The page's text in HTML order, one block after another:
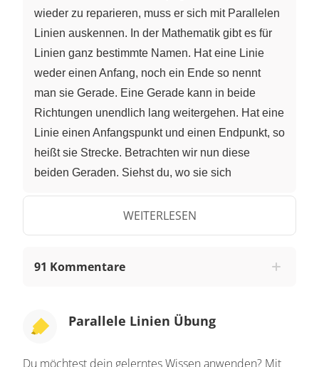
wieder zu reparieren, muss er sich mit Parallelen
Linien auskennen. In der Mathematik gibt es für
Linien ganz bestimmte Namen. Hat eine Linie
weder einen Anfang, noch ein Ende so nennt
man sie Gerade. Eine Gerade kann in beide
Richtungen unendlich lang weitergehen. Hat eine
Linie einen Anfangspunkt und einen Endpunkt, so
heißt sie Strecke. Betrachten wir nun diese
beiden Geraden. Siehst du, wo sie sich
Punkt nennen wir auch Schnittpunkt. Schneiden
sich zwei Geraden in KEINEM Punkt, so sind sie
jeder Stelle den gleichen Abstand zueinander
Merke dir also: Parallele Geraden schneiden sich
nie. Mit einem Geodreieck kannst du überprüfen,
WEITERLESEN
91 Kommentare
Parallele Linien Übung
Du möchtest dein gelerntes Wissen anwenden? Mit